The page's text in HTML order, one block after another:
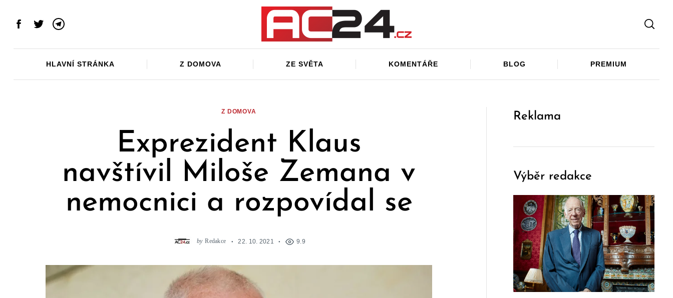
Facebook
TwitterTelegram
HLAVNÍ STRÁNKA Z DOMOVA ZE SVĚTA KOMENTÁŘE BLOG PREMIUM
Z DOMOVA
Exprezident Klaus
navštívil Miloše Zemana v
nemocnici a rozpovídal se
by Redakce 22. 10. 2021 9.9
Reklama
Výběr redakce